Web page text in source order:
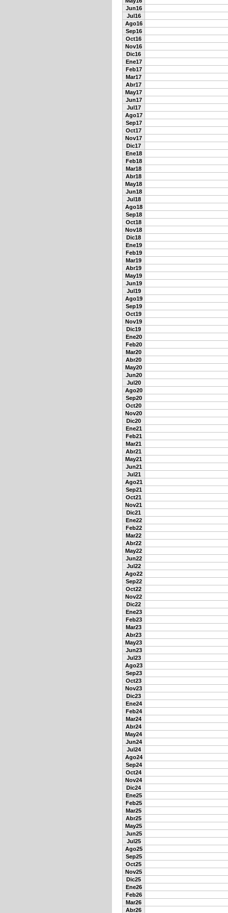
Jun16
Jul16
Ago16
Sep16
Oct16
Nov16
Dic16
Ene17
Feb17
Mar17
Abr17
May17
Jun17
Jul17
Ago17
Sep17
Oct17
Nov17
Dic17
Ene18
Feb18
Mar18
Abr18
May18
Jun18
Jul18
Ago18
Sep18
Oct18
Nov18
Dic18
Ene19
Feb19
Mar19
Abr19
May19
Jun19
Jul19
Ago19
Sep19
Oct19
Nov19
Dic19
Ene20
Feb20
Mar20
Abr20
May20
Jun20
Jul20
Ago20
Sep20
Oct20
Nov20
Dic20
Ene21
Feb21
Mar21
Abr21
May21
Jun21
Jul21
Ago21
Sep21
Oct21
Nov21
Dic21
Ene22
Feb22
Mar22
Abr22
May22
Jun22
Jul22
Ago22
Sep22
Oct22
Nov22
Dic22
Ene23
Feb23
Mar23
Abr23
May23
Jun23
Jul23
Ago23
Sep23
Oct23
Nov23
Dic23
Ene24
Feb24
Mar24
Abr24
May24
Jun24
Jul24
Ago24
Sep24
Oct24
Nov24
Dic24
Ene25
Feb25
Mar25
Abr25
May25
Jun25
Jul25
Ago25
Sep25
Oct25
Nov25
Dic25
Ene26
Feb26
Mar26
Abr26